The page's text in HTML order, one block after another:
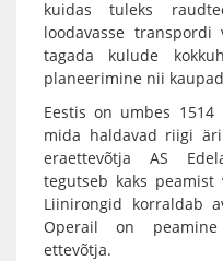
kuidas tuleks
loodavasse transpordi
tagada kulude
planeerimine nii
Eestis on umbes
mida haldavad riigi
eraettevõtja AS
tegutseb kaks peamist
Liinirongid korraldab
Operail on
ettevõtja.